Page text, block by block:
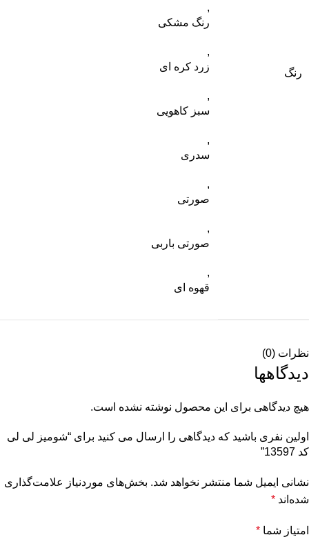
رنگ
,
رنگ مشکی
,
زرد کره ای
,
سبز کاهویی
,
سدری
,
صورتی
,
صورتی باربی
,
قهوه ای
نظرات (0)
دیدگاهها
هیچ دیدگاهی برای این محصول نوشته نشده است.
اولین نفری باشید که دیدگاهی را ارسال می کنید برای “شومیز لی لی
کد 13597”
نشانی ایمیل شما منتشر نخواهد شد. بخش‌های موردنیاز علامت‌گذاری
شده‌اند *
امتیاز شما *